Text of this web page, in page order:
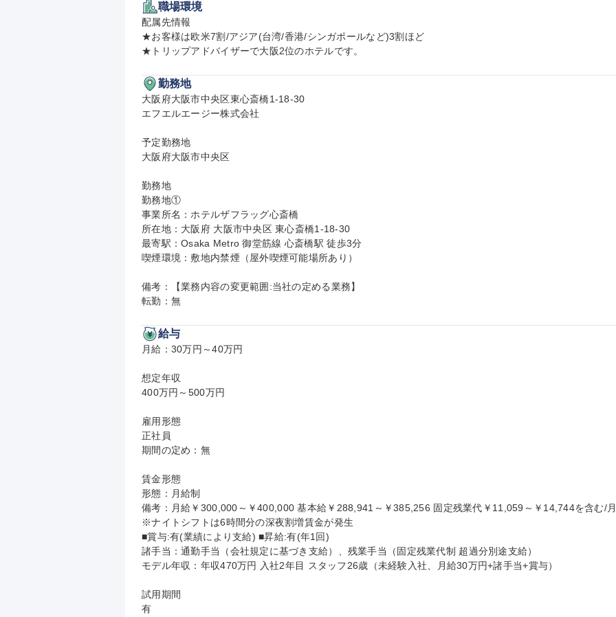
職場環境
配属先情報
★お客様は欧米7割/アジア(台湾/香港/シンガポールなど)3割ほど
★トリップアドバイザーで大阪2位のホテルです。
勤務地
大阪府大阪市中央区東心斎橋1-18-30
エフエルエージー株式会社
予定勤務地
大阪府大阪市中央区
勤務地
勤務地①
事業所名：ホテルザフラッグ心斎橋
所在地：大阪府 大阪市中央区 東心斎橋1-18-30
最寄駅：Osaka Metro 御堂筋線 心斎橋駅 徒歩3分
喫煙環境：敷地内禁煙（屋外喫煙可能場所あり）
備考：【業務内容の変更範囲:当社の定める業務】
転勤：無
給与
月給：30万円～40万円
想定年収
400万円～500万円
雇用形態
正社員
期間の定め：無
賃金形態
形態：月給制
備考：月給￥300,000～￥400,000 基本給￥288,941～￥385,256 固定残業代￥11,059～￥14,744を含む/
※ナイトシフトは6時間分の深夜割増賃金が発生
■賞与:有(業績により支給) ■昇給:有(年1回)
諸手当：通勤手当（会社規定に基づき支給）、残業手当（固定残業代制 超過分別途支給）
モデル年収：年収470万円 入社2年目 スタッフ26歳（未経験入社、月給30万円+諸手当+賞与）
試用期間
有